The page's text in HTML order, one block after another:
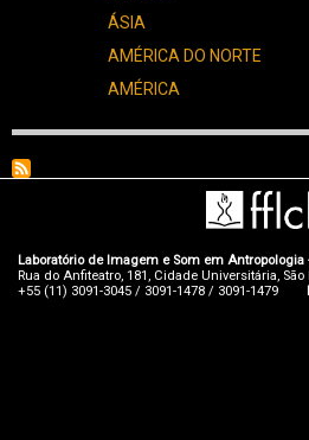
ÁSIA
AMÉRICA DO NORTE
AMÉRICA
Laboratório de Imagem e Som em Antropologia
Rua do Anfiteatro, 181, Cidade Universitária, São
+55 (11) 3091-3045 / 3091-1478 / 3091-1479